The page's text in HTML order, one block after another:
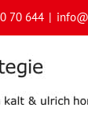
70 644 |